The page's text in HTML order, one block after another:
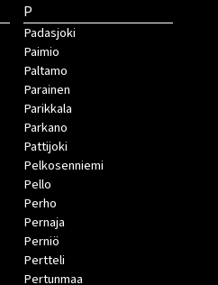
P
Padasjoki
Paimio
Paltamo
Parainen
Parikkala
Parkano
Pattijoki
Pelkosenniemi
Pello
Perho
Pernaja
Perniö
Pertteli
Pertunmaa